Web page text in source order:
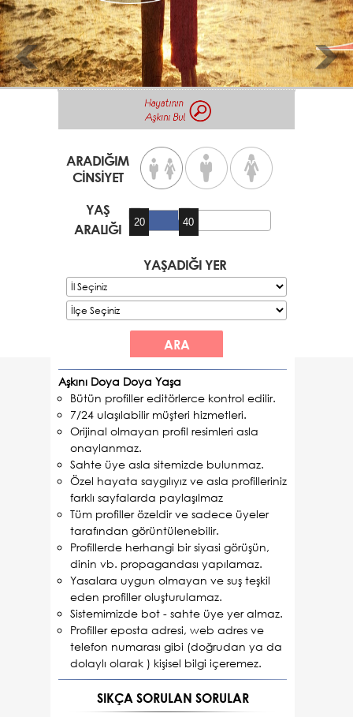
ARADIĞIM
CİNSİYET
YAŞ
ARALIĞI
20 40
YAŞADIĞI YER
Aşkını Doya Doya Yaşa
Bütün profiller editörlerce kontrol edilir.
7/24 ulaşılabilir müşteri hizmetleri.
Orijinal olmayan profil resimleri asla
onaylanmaz.
Sahte üye asla sitemizde bulunmaz.
Özel hayata saygılıyız ve asla profilleriniz
farklı sayfalarda paylaşılmaz
Tüm profiller özeldir ve sadece üyeler
tarafından görüntülenebilir.
Profillerde herhangi bir siyasi görüşün,
dinin vb. propagandası yapılamaz.
Yasalara uygun olmayan ve suş teşkil
eden profiller oluşturulamaz.
Sistemimizde bot - sahte üye yer almaz.
Profiller eposta adresi, web adres ve
telefon numarası gibi (doğrudan ya da
dolaylı olarak ) kişisel bilgi içeremez.
SIKÇA SORULAN SORULAR